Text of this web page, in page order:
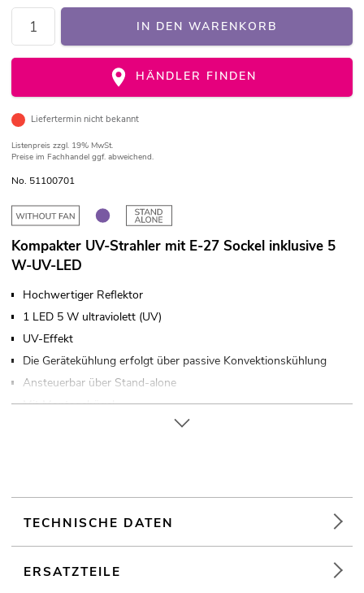
IN DEN WARENKORB
HÄNDLER FINDEN
Liefertermin nicht bekannt
Listenpreis zzgl. 19% MwSt.
Preise im Fachhandel ggf. abweichend.
No. 51100701
Kompakter UV-Strahler mit E-27 Sockel inklusive 5
W-UV-LED
Hochwertiger Reflektor
1 LED 5 W ultraviolett (UV)
UV-Effekt
Die Gerätekühlung erfolgt über passive Konvektionskühlung
Ansteuerbar über Stand-alone
Mit Montagebügel
Für Anwendungsgebiete wie zum Beispiel: Clubs/Tanzschulen;
TECHNISCHE DATEN
ERSATZTEILE